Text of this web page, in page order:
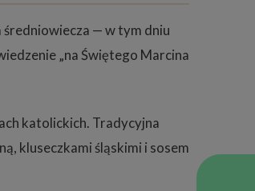
średniowiecza — w tym dniu
„na Świętego Marcina
katolickich. Tradycyjna
kluseczkami śląskimi i sosem